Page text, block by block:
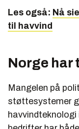
Les også: Nå
til havvind
Norge har
Mangelen på
støttesystemer
havvindteknologi